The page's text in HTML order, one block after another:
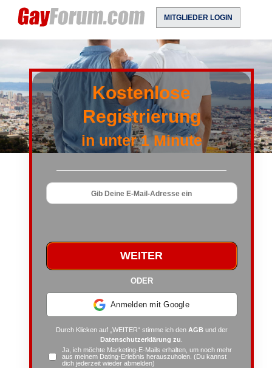
MITGLIEDER LOGIN
Kostenlose
Registrierung
in unter 1 Minute
ODER
Anmelden mit Google
Durch Klicken auf „WEITER“ stimme ich den AGBund der
Datenschutzerklärung zu
Ja, ich möchte Marketing-E-Mails erhalten, um noch mehr
aus meinem Dating-Erlebnis herauszuholen. (Du kannst
dich jederzeit wieder abmelden)